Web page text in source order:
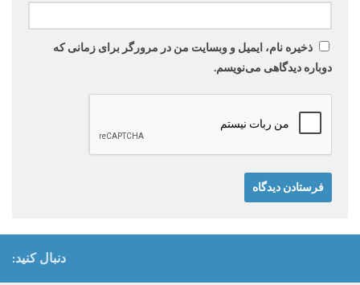
ذخیره نام، ایمیل و وبسایت من در مرورگر برای زمانی که
دوباره دیدگاهی می‌نویسم.
دنبال کنید: